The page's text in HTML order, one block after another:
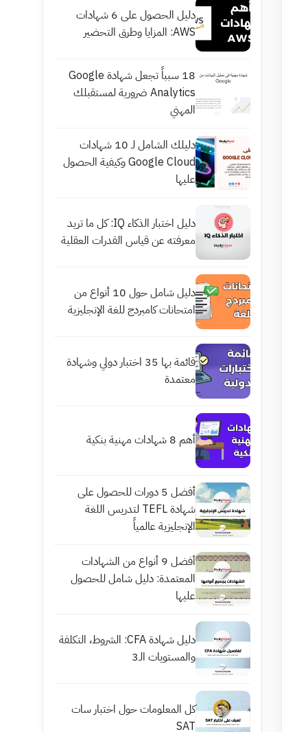
دليل الحصول على 6 شهادات
AWS: المزايا وطرق التحضير
18 سبباً تجعل شهادة Google
Analytics ضرورية لمستقبلك
المهني
دليلك الشامل لـ 10 شهادات
Google Cloud وكيفية الحصول
عليها
دليل اختبار الذكاء IQ: كل ما تريد
معرفته عن قياس القدرات العقلية
دليل شامل حول 10 أنواع من
امتحانات كامبردج للغة الإنجليزية
قائمة بها 35 اختبار دولي وشهادة
معتمدة
أهم 8 شهادات مهنية بنكية
أفضل 5 دورات للحصول على
شهادة TEFL لتدريس اللغة
الإنجليزية عالمياً
أفضل 9 أنواع من الشهادات
المعتمدة: دليل شامل للحصول
عليها
دليل شهادة CFA: الشروط، التكلفة
والمستويات الـ3
كل المعلومات حول اختبار سات
SAT